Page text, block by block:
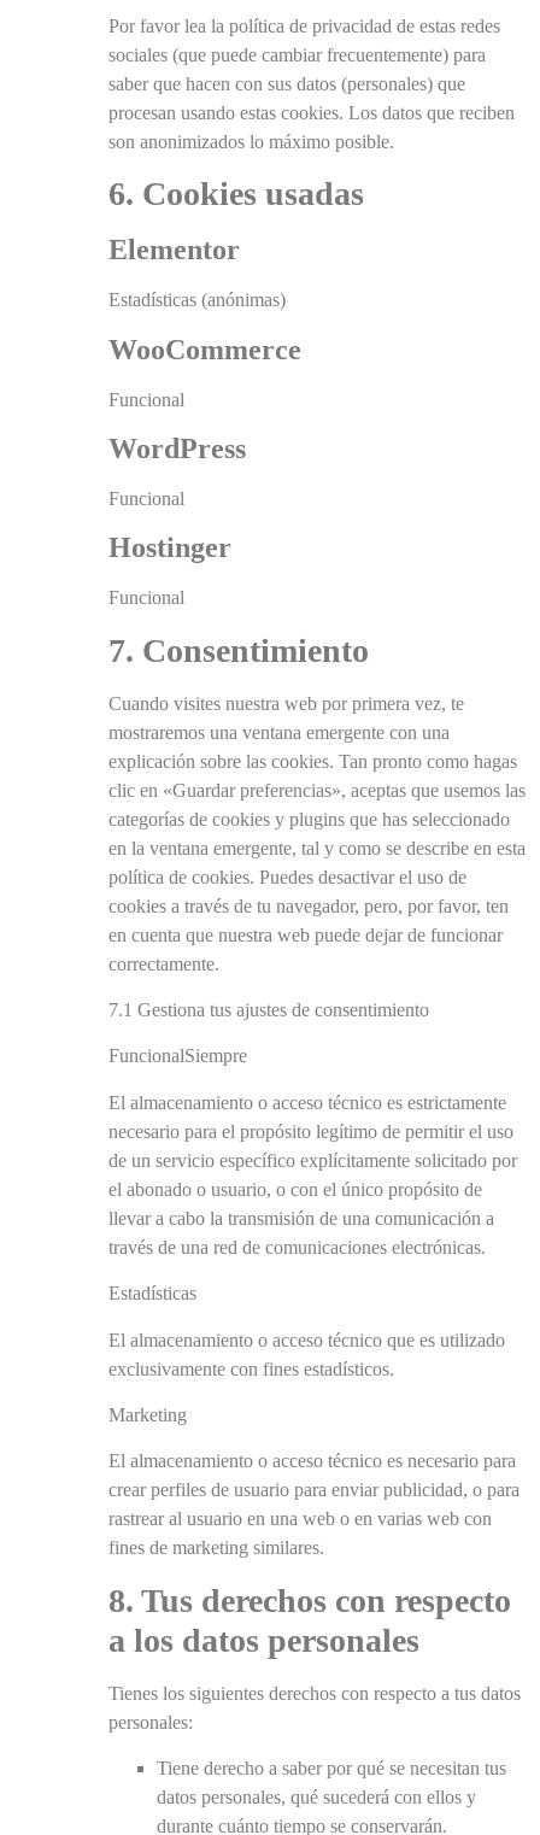
Por favor lea la política de privacidad de estas redes
sociales (que puede cambiar frecuentemente) para
saber que hacen con sus datos (personales) que
procesan usando estas cookies. Los datos que reciben
son anonimizados lo máximo posible.
6. Cookies usadas
Elementor
Estadísticas (anónimas)
WooCommerce
Funcional
WordPress
Funcional
Hostinger
Funcional
7. Consentimiento
Cuando visites nuestra web por primera vez, te
mostraremos una ventana emergente con una
explicación sobre las cookies. Tan pronto como hagas
clic en «Guardar preferencias», aceptas que usemos las
categorías de cookies y plugins que has seleccionado
en la ventana emergente, tal y como se describe en esta
política de cookies. Puedes desactivar el uso de
cookies a través de tu navegador, pero, por favor, ten
en cuenta que nuestra web puede dejar de funcionar
correctamente.
7.1 Gestiona tus ajustes de consentimiento
FuncionalSiempre
El almacenamiento o acceso técnico es estrictamente
necesario para el propósito legítimo de permitir el uso
de un servicio específico explícitamente solicitado por
el abonado o usuario, o con el único propósito de
llevar a cabo la transmisión de una comunicación a
través de una red de comunicaciones electrónicas.
Estadísticas
El almacenamiento o acceso técnico que es utilizado
exclusivamente con fines estadísticos.
Marketing
El almacenamiento o acceso técnico es necesario para
crear perfiles de usuario para enviar publicidad, o para
rastrear al usuario en una web o en varias web con
fines de marketing similares.
8. Tus derechos con respecto
a los datos personales
Tienes los siguientes derechos con respecto a tus datos
personales:
Tiene derecho a saber por qué se necesitan tus
datos personales, qué sucederá con ellos y
durante cuánto tiempo se conservarán.